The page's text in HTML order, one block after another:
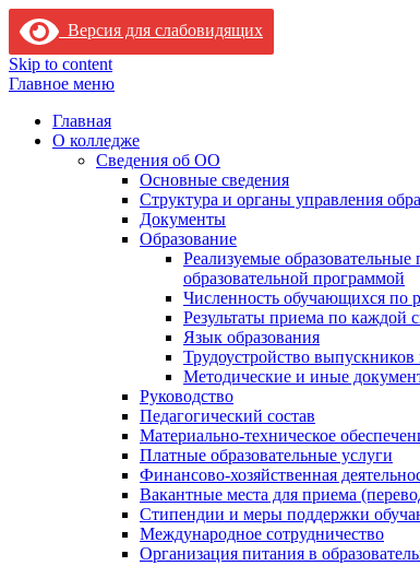
Версия для слабовидящих
Skip to content
Главное меню
Главная
О колледже
Сведения об ОО
Основные сведения
Структура и органы управления
Документы
Образование
Реализуемые
образовательной программой
Численность обучающихся по
Результаты приема по каждой
Язык образования
Трудоустройство
Методические и иные
Руководство
Педагогический состав
Материально-техническое
Платные образовательные услуги
Финансово-хозяйственная
Вакантные места для приема
Стипендии и меры поддержки
Международное сотрудничество
Организация питания в